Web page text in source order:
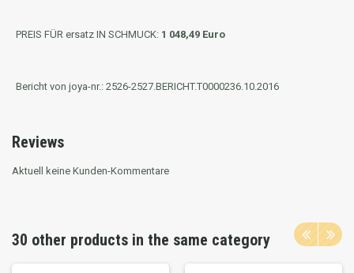
PREIS FÜR ersatz IN SCHMUCK: 1 048,49 Euro
Bericht von joya-nr.: 2526-2527.BERICHT.T0000236.10.2016
Reviews
Aktuell keine Kunden-Kommentare
30 other products in the same category